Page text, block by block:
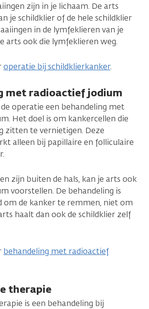
zijn in je lichaam. De arts
je schildklier of de hele schildklier
in de lymfeklieren van je
arts ook die lymfeklieren weg.
operatie bij schildklierkanker.
met radioactief jodium
operatie een behandeling met
Het doel is om kankercellen die
zitten te vernietigen. Deze
alleen bij papillaire en folliculaire
zijn buiten de hals, kan je arts ook
voorstellen. De behandeling is
om de kanker te remmen, niet om
haalt dan ook de schildklier zelf
behandeling met radioactief
therapie
is een behandeling bij